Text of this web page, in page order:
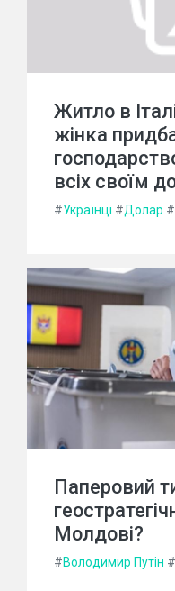
Житло в
жінка
всіх своїм
#Українці #Долар #
Паперовий
Молдові?
#Володимир Путін #